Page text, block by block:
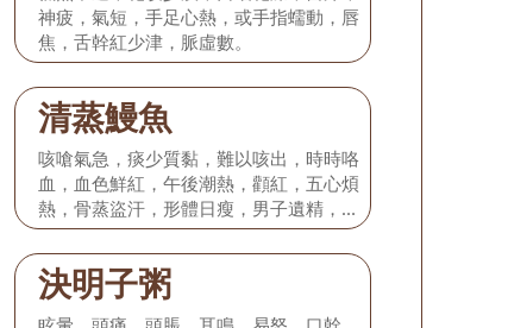
神疲，氣短，手足心熱，或手指蠕動，唇
焦，舌幹紅少津，脈虛數。
清蒸鰻魚
咳嗆氣急，痰少質黏，難以咳出，時時咯
血，血色鮮紅，午後潮熱，顴紅，五心煩
熱，骨蒸盜汗，形體日瘦，男子遺精，女
子夢交或經閉，舌質紅絳而幹，舌苔黃或
花剝，脈細而數。
決明子粥